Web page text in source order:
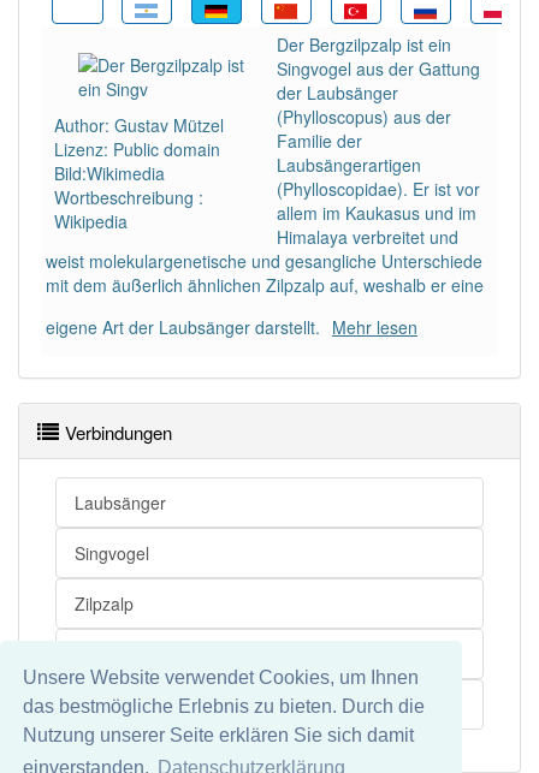
Unsere Website verwendet Cookies, um Ihnen
das bestmögliche Erlebnis zu bieten. Durch die
Nutzung unserer Seite erklären Sie sich damit
einverstanden.
Datenschutzerklärung
Author: Gustav Mützel
Lizenz: Public domain
Bild:Wikimedia
Wortbeschreibung :
Wikipedia
Der Bergzilpzalp ist ein
Singvogel aus der Gattung
der Laubsänger
(Phylloscopus) aus der
Familie der
Laubsängerartigen
(Phylloscopidae). Er ist vor
allem im Kaukasus und im
Himalaya verbreitet und
weist molekulargenetische und gesangliche Unterschiede
mit dem äußerlich ähnlichen Zilpzalp auf, weshalb er eine
eigene Art der Laubsänger darstellt. Mehr lesen
Verbindungen
Laubsänger
Singvogel
Zilpzalp
Unterschied